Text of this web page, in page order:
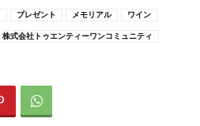
プレゼント メモリアル ワイン
株式会社トゥエンティーワンコミュニティ